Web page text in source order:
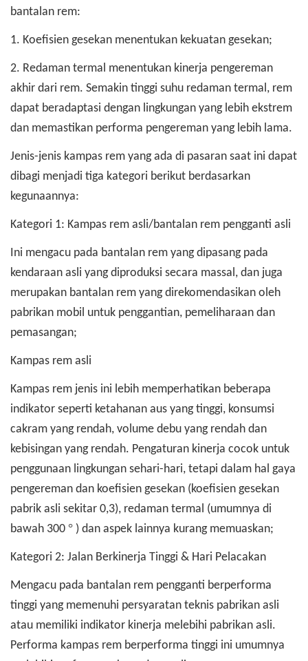
bantalan rem:
1. Koefisien gesekan menentukan kekuatan gesekan;
2. Redaman termal menentukan kinerja pengereman
akhir dari rem. Semakin tinggi suhu redaman termal, rem
dapat beradaptasi dengan lingkungan yang lebih ekstrem
dan memastikan performa pengereman yang lebih lama.
Jenis-jenis kampas rem yang ada di pasaran saat ini dapat
dibagi menjadi tiga kategori berikut berdasarkan
kegunaannya:
Kategori 1: Kampas rem asli/bantalan rem pengganti asli
Ini mengacu pada bantalan rem yang dipasang pada
kendaraan asli yang diproduksi secara massal, dan juga
merupakan bantalan rem yang direkomendasikan oleh
pabrikan mobil untuk penggantian, pemeliharaan dan
pemasangan;
Kampas rem asli
Kampas rem jenis ini lebih memperhatikan beberapa
indikator seperti ketahanan aus yang tinggi, konsumsi
cakram yang rendah, volume debu yang rendah dan
kebisingan yang rendah. Pengaturan kinerja cocok untuk
penggunaan lingkungan sehari-hari, tetapi dalam hal gaya
pengereman dan koefisien gesekan (koefisien gesekan
pabrik asli sekitar 0,3), redaman termal (umumnya di
bawah 300 ° ) dan aspek lainnya kurang memuaskan;
Kategori 2: Jalan Berkinerja Tinggi & Hari Pelacakan
Mengacu pada bantalan rem pengganti berperforma
tinggi yang memenuhi persyaratan teknis pabrikan asli
atau memiliki indikator kinerja melebihi pabrikan asli.
Performa kampas rem berperforma tinggi ini umumnya